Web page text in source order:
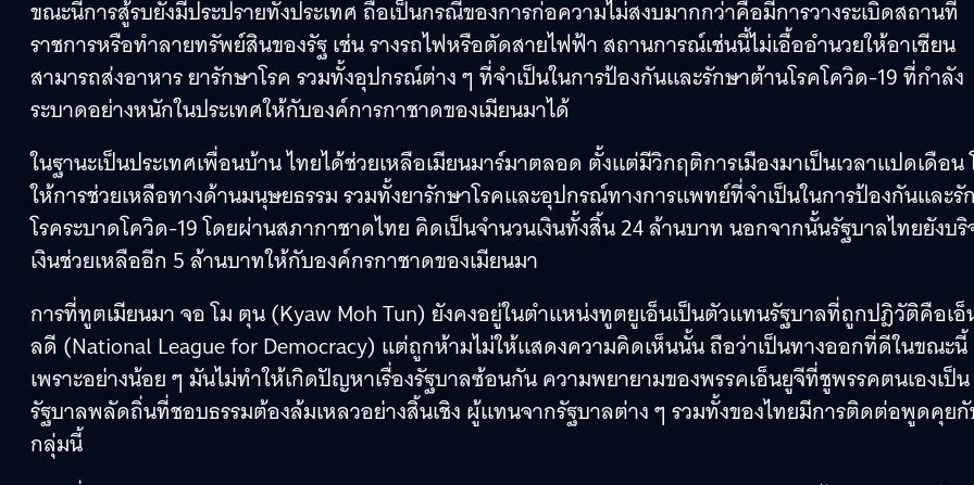
ขณะนี้การสู้รบยังมีประปรายทั้งประเทศ ถือเป็นกรณีของการก่อความไม่สงบมากกว่าคือมีการวางระเบิดสถานที่
ราชการหรือทำลายทรัพย์สินของรัฐ เช่น รางรถไฟหรือตัดสายไฟฟ้า สถานการณ์เช่นนี้ไม่เอื้ออำนวยให้อาเซียน
สามารถส่งอาหาร ยารักษาโรค รวมทั้งอุปกรณ์ต่าง ๆ ที่จำเป็นในการป้องกันและรักษาต้านโรคโควิด-19 ที่กำลัง
ระบาดอย่างหนักในประเทศให้กับองค์การกาชาดของเมียนมาได้
ในฐานะเป็นประเทศเพื่อนบ้าน ไทยได้ช่วยเหลือเมียนมาร์มาตลอด ตั้งแต่มีวิกฤติการเมืองมาเป็นเวลาแปดเดือน
ให้การช่วยเหลือทางด้านมนุษยธรรม รวมทั้งยารักษาโรคและอุปกรณ์ทางการแพทย์ที่จำเป็นในการป้องกันและรั
โรคระบาดโควิด-19 โดยผ่านสภากาชาดไทย คิดเป็นจำนวนเงินทั้งสิ้น 24 ล้านบาท นอกจากนั้นรัฐบาลไทยยังบริ
เงินช่วยเหลืออีก 5 ล้านบาทให้กับองค์กรกาชาดของเมียนมา
การที่ทูตเมียนมา จอ โม ตุน (Kyaw Moh Tun) ยังคงอยู่ในตำแหน่งทูตยูเอ็นเป็นตัวแทนรัฐบาลที่ถูกปฎิวัติคือเอ็
ลดี (National League for Democracy) แต่ถูกห้ามไม่ให้แสดงความคิดเห็นนั้น ถือว่าเป็นทางออกที่ดีในขณะนี้
เพราะอย่างน้อย ๆ มันไม่ทำให้เกิดปัญหาเรื่องรัฐบาลซ้อนกัน ความพยายามของพรรคเอ็นยูจีที่ชูพรรคตนเองเป็น
รัฐบาลพลัดถิ่นที่ชอบธรรมต้องล้มเหลวอย่างสิ้นเชิง ผู้แทนจากรัฐบาลต่าง ๆ รวมทั้งของไทยมีการติดต่อพูดคุย
กลุ่มนี้